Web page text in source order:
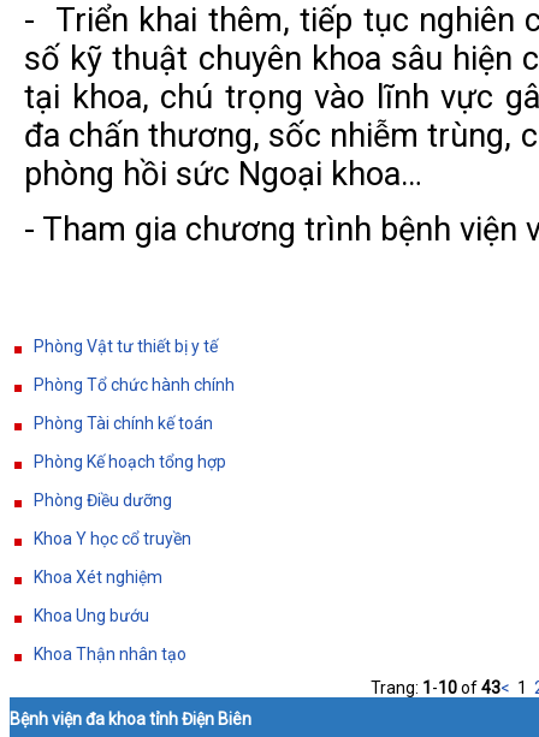
- Triển khai thêm, tiếp tục nghiên
số kỹ thuật chuyên khoa sâu hiện
tại khoa, chú trọng vào lĩnh vực
đa chấn thương, sốc nhiễm trùng,
phòng hồi sức Ngoại khoa…
- Tham gia chương trình bệnh viện
Phòng Vật tư thiết bị y tế
Phòng Tổ chức hành chính
Phòng Tài chính kế toán
Phòng Kế hoạch tổng hợp
Phòng Điều dưỡng
Khoa Y học cổ truyền
Khoa Xét nghiệm
Khoa Ung bướu
Khoa Thận nhân tạo
Trang: 1 -10of43< 1
Bệnh viện đa khoa tỉnh Điện Biên